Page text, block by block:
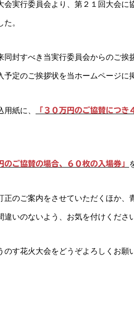
会実行委員会より、第２１回大会
。
同封すべき当実行委員会からのご挨
予定のご挨拶状を当ホームページに
紙に、 「３０万円のご協賛につき
のご協賛の場合、６０枚の入場券」
正のご案内をさせていただくほか
違いのないよう、お気を付けくださ
のす花火大会をどうぞよろしくお願